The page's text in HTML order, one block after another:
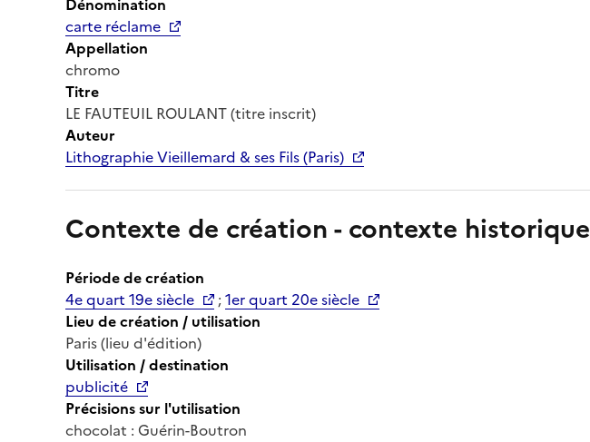
carte réclame
Appellation
chromo
Titre
LE FAUTEUIL ROULANT (titre inscrit)
Auteur
Lithographie Vieillemard & ses Fils (Paris)
Contexte de création - contexte historique
Période de création
4e quart 19e siècle
;1er quart 20e siècle
Lieu de création / utilisation
Paris (lieu d'édition)
Utilisation / destination
publicité
Précisions sur l'utilisation
chocolat : Guérin-Boutron